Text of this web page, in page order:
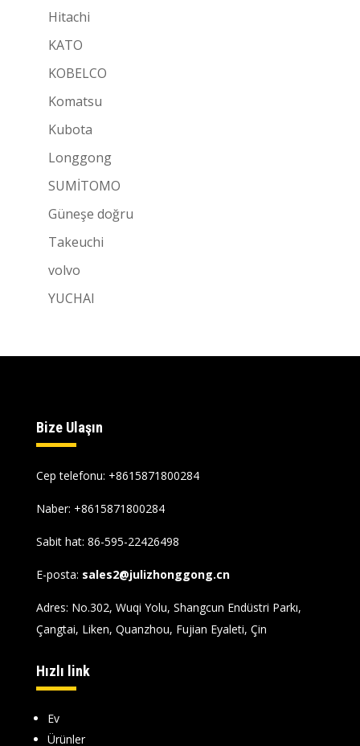
Hitachi
KATO
KOBELCO
Komatsu
Kubota
Longgong
SUMİTOMO
Güneşe doğru
Takeuchi
volvo
YUCHAI
Bize Ulaşın
Cep telefonu: +8615871800284
Naber: +8615871800284
Sabit hat: 86-595-22426498
E-posta: sales2@julizhonggong.cn
Adres: No.302, Wuqi Yolu, Shangcun Endüstri Parkı,
Çangtai, Liken, Quanzhou, Fujian Eyaleti, Çin
Hızlı link
Ev
Ürünler